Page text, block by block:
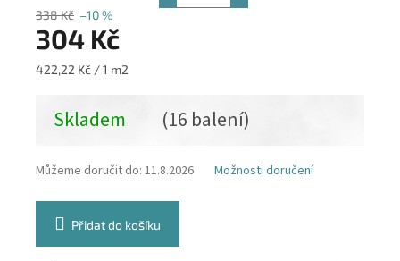
338 Kč –10 %
304 Kč
Měrná
422,22 Kč / 1 m2
Skladem (16 balení)
Můžeme doručit do: 11.8.2026 Možnosti doručení
Přidat do košíku